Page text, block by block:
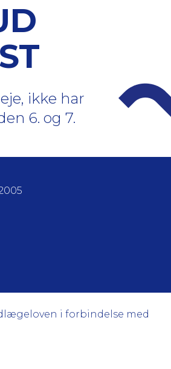
ikke har
6. og 7.
i forbindelse med